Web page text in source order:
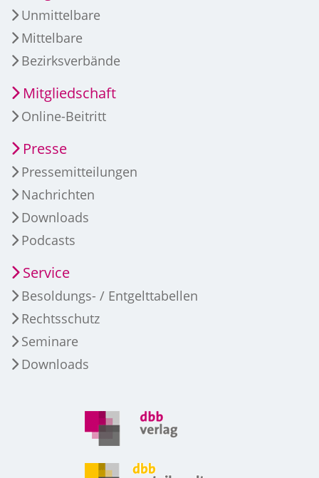
Unmittelbare
Mittelbare
Bezirksverbände
Mitgliedschaft
Online-Beitritt
Presse
Pressemitteilungen
Nachrichten
Downloads
Podcasts
Service
Besoldungs- / Entgelttabellen
Rechtsschutz
Seminare
Downloads